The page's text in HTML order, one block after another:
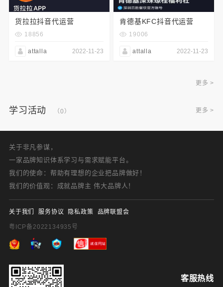
货拉拉抖音代运营
18856
attalla 2022-11-23
肯德基KFC抖音代运营
19006
attalla 2022-11-23
更多 >
学习活动 （0） 更多 >
关于非凡参谋，
一家品牌知识体系学习与需求赋能平台。
我们的使命：帮助有理想的企业把品牌做好！
我们的价值观：成就品牌主 伟大品牌人！
客服热线
关于我们 服务协议 隐私政策 品牌联盟会
粤ICP备2022134935号